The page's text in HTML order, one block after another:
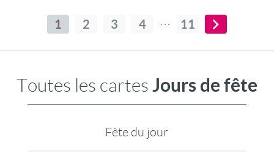
1 2 3 4 11
Toutes les cartes Jours de fête
Fête du jour